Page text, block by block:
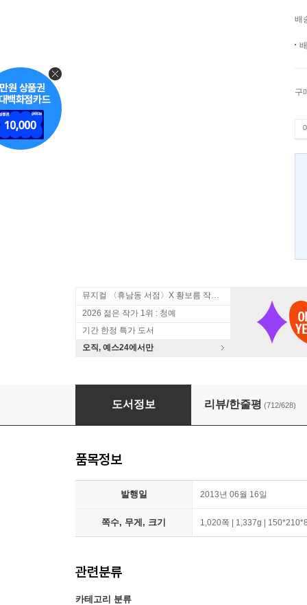
배
구
뮤지컬 〈휴남동 서점〉X 황보름 작가 북토크
2026 젊은 작가 1위 : 청예
기간 한정 특가 도서
오직, 예스24에서만
28 + 7년의 밤 세트
도서정보 리뷰/한줄평 (712/628)
품목정보
발행일 2013년 06월 16일
쪽수, 무게, 크기 1,020쪽 | 1,337g |
관련분류
카테고리 분류